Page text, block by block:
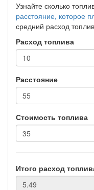
Узнайте сколько
расстояние, которое
средний расход
Расход топлива
Расстояние
Стоимость топлива
Итого расход